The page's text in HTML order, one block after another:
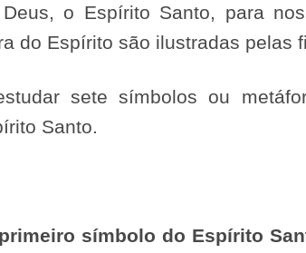
o Espírito Santo, para
do Espírito são ilustradas pelas
sete símbolos ou
Santo.
símbolo do Espírito